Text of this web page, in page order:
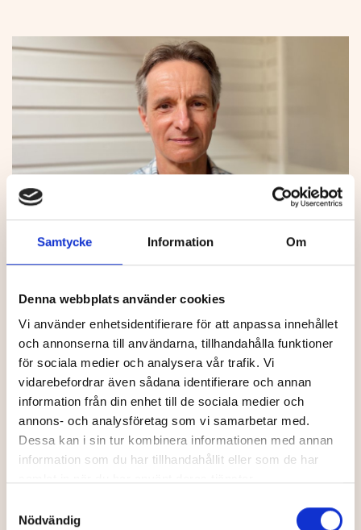
Samtycke Information Om
Denna webbplats använder cookies
Vi använder enhetsidentifierare för att anpassa innehållet
och annonserna till användarna, tillhandahålla funktioner
för sociala medier och analysera vår trafik. Vi
vidarebefordrar även sådana identifierare och annan
information från din enhet till de sociala medier och
annons- och analysföretag som vi samarbetar med.
Dessa kan i sin tur kombinera informationen med annan
information som du har tillhandahållit eller som de har
Nödvändig
Göran Törnblom, chef för frivården i Stockholm.
När en person döms och börjar avtjäna ett straff i anstalt
eller i frivård inleds verkställigheten alltid med en
bedömning av risk, behov och mottaglighet – det som i
Kriminalvården kallas RBM-modellen.
Riskbedömningarna är avgörande för att kunna utforma
insatserna på ett träffsäkert sätt.
Risk, behov och mottaglighet är centrala begrepp i vår
vardag. Vår uppgift är att arbeta med klientens
kriminogena behov och skapa en struktur för att minska
risken för återfall i brott, säger Göran Törnblom, chef för